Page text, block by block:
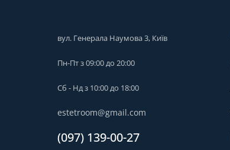
вул. Генерала Наумова 3, Київ
Пн-Пт з 09:00 до 20:00
Сб - Нд з 10:00 до 18:00
estetroom@gmail.com
(097) 139-00-27